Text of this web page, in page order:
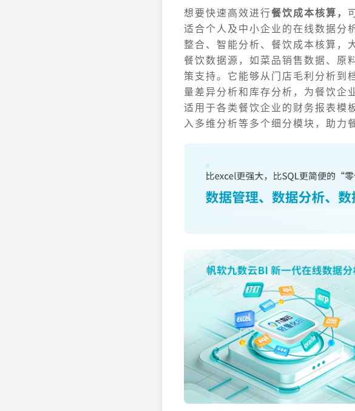
想要快速高效进行餐饮成本核算，
适合个人及中小企业的在线数据分
整合、智能分析、餐饮成本核算，
餐饮数据源，如菜品销售数据、原
策支持。它能够从门店毛利分析到
量差异分析和库存分析，为餐饮企
适用于各类餐饮企业的财务报表模
入多维分析等多个细分模块，助力